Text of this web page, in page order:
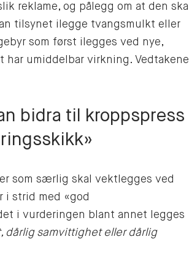
reklame, og pålegg om at den skal
tilsynet ilegge tvangsmulkt eller
som først ilegges ved nye,
har umiddelbar virkning. Vedtakene
bidra til kroppspress
som særlig skal vektlegges ved
i strid med «god
i vurderingen blant annet legges
dårlig samvittighet eller dårlig